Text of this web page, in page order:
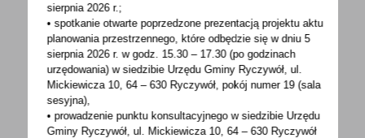
06 - 02 - 2023
NABÓR NA ZASTĘPSTWO NA STANOWISKO
PRACOWNIKA SOCJALNEGO
Kierownik Gminnego Ośrodka Pomocy
Społecznej w Ryczywole ogłasza nabór
na zastępstwo na stanowisko...
sierpnia 2026 r.;
• spotkanie otwarte poprzedzone prezentacją projektu aktu
planowania przestrzennego, które odbędzie się w dniu 5
sierpnia 2026 r.w godz. 15.30 – 17.30 (po godzinach
urzędowania) w siedzibie Urzędu Gminy Ryczywół, ul.
Mickiewicza 10, 64 – 630 Ryczywół, pokójnumer 19 (sala
sesyjna),
• prowadzenie punktu konsultacyjnego w siedzibie Urzędu
Gminy Ryczywół, ul. Mickiewicza 10, 64 – 630 Ryczywół